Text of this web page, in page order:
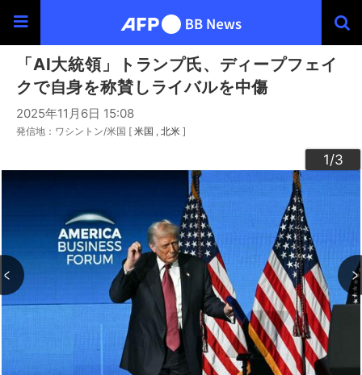
「AI大統領」トランプ氏、ディープフェイ
クで自身を称賛しライバルを中傷
2025年11月6日 15:08
発信地：ワシントン/米国 [ 米国 北米 ]
1/3
2/3
3/3